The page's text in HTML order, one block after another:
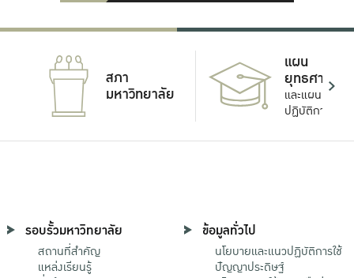
สภา
มหาวิทยาลัย
แผน
ยุทธศาสตร์
และแผน
ปฏิบัติการ
รอบรั้วมหาวิทยาลัย
สถานที่สำคัญ
แหล่งเรียนรู้
ข้อมูลทั่วไป
นโยบายและแนวปฏิบัติการใช้
ปัญญาประดิษฐ์